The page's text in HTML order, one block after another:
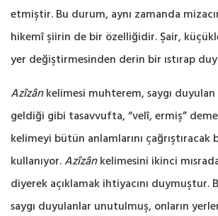
etmiştir. Bu ‎durum, aynı zamanda
hikemî şiirin de bir özelliğidir. Şair,
yer değiştirmesinden derin bir ıstırap
Azîzânkelimesi muhterem, saygı duyulan
geldiği gibi tasavvufta, “velî, ermiş”
kelimeyi bütün anlamlarını çağrıştıracak
kullanıyor.Azîzân‎kelimesini ikinci
diyerek açıklamak ihtiyacını duymuştur.
‎saygı duyulanlar unutulmuş, onların